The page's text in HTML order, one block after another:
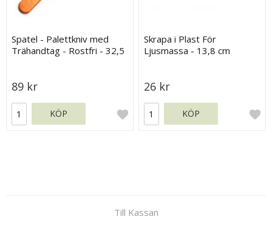
Spatel - Palettkniv med
Trähandtag - Rostfri - 32,5
89 kr
KÖP
Skrapa i Plast För
Ljusmassa - 13,8 cm
26 kr
KÖP
Till Kassan